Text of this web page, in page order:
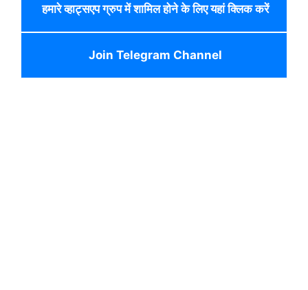
हमारे व्हाट्सएप ग्रुप में शामिल होने के लिए यहां क्लिक करें
Join Telegram Channel